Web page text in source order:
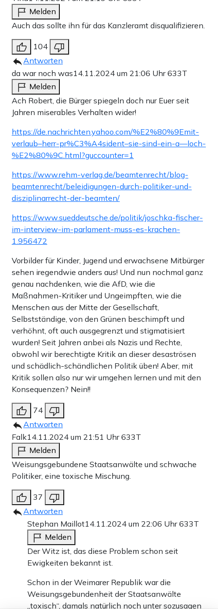
Melden
Auch das sollte ihn für das Kanzleramt disqualifizieren.
104
Antworten
da war noch was14.11.2024 um 21:06 Uhr633T
Melden
Ach Robert, die Bürger spiegeln doch nur Euer seit
Jahren miserables Verhalten wider!
https://de.nachrichten.yahoo.com/%E2%80%9Emit-
verlaub–herr-pr%C3%A4sident–sie-sind-ein-a—loch-
%E2%80%9C.html?guccounter=1
https://www.rehm-verlag.de/beamtenrecht/blog-
beamtenrecht/beleidigungen-durch-politiker-und-
disziplinarrecht-der-beamten/
https://www.sueddeutsche.de/politik/joschka-fischer-
im-interview-im-parlament-muss-es-krachen-
1.956472
Vorbilder für Kinder, Jugend und erwachsene Mitbürger
sehen iregendwie anders aus! Und nun nochmal ganz
genau nachdenken, wie die AfD, wie die
Maßnahmen-Kritiker und Ungeimpften, wie die
Menschen aus der Mitte der Gesellschaft,
Selbstständige, von den Grünen beschimpft und
verhöhnt, oft auch ausgegrenzt und stigmatisiert
wurden! Seit Jahren anbei als Nazis und Rechte,
obwohl wir berechtigte Kritik an dieser desaströsen
und schädlich-schändlichen Politik üben! Aber, mit
Kritik sollen also nur wir umgehen lernen und mit den
Konsequenzen? Nein!!
74
Antworten
Falk14.11.2024 um 21:51 Uhr633T
Melden
Weisungsgebundene Staatsanwälte und schwache
Politiker, eine toxische Mischung.
37
Antworten
Stephan Maillot14.11.2024 um 22:06 Uhr633T
Melden
Der Witz ist, das diese Problem schon seit
Ewigkeiten bekannt ist.
Schon in der Weimarer Republik war die
Weisungsgebundenheit der Staatsanwälte
„toxisch“, damals natürlich noch unter sozusagen